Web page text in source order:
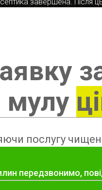
послугу
передзвонимо,